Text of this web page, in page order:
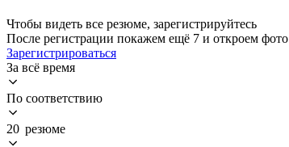
Чтобы видеть все резюме, зарегистрируйтесь
После регистрации покажем ещё 7 и откроем фото
Зарегистрироваться
За всё время
По соответствию
20 резюме